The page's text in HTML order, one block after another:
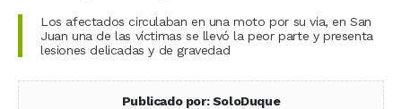
Los afectados circulaban en una moto por su via, en San
Juan una de las víctimas se llevó la peor parte y presenta
lesiones delicadas y de gravedad
Publicado por: SoloDuque